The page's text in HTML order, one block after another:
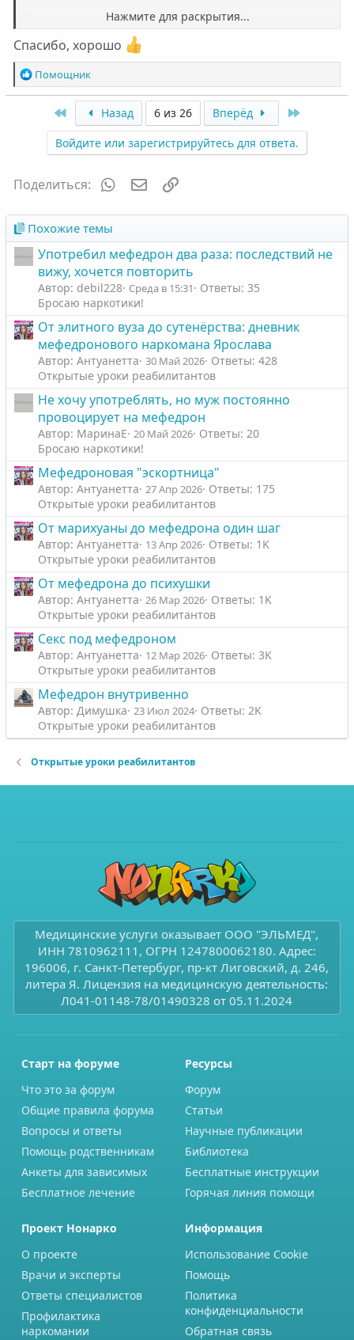
Думаю, ты понял, пункты свои. Завтра утром жду,
Нажмите для раскрытия...
Спасибо, хорошо
Р
е
Помощник
First Назад 6 из 26 Вперёд Last
Войдите или зарегистрируйтесь для ответа.
Поделиться: WhatsAppЭлектронная почта
Похожие темы
Употребил мефедрон два раза: последствий не
вижу, хочется повторить
Автор: debil228 Среда в 15:31
Ответы: 35
Бросаю наркотики!
От элитного вуза до сутенëрства: дневник
мефедронового наркомана Ярослава
Автор: Антуанетта 30 Май 2026 Ответы: 428
Открытые уроки реабилитантов
Не хочу употреблять, но муж постоянно
провоцирует на мефедрон
Автор: МаринаЕ 20 Май 2026 Ответы: 20
Бросаю наркотики!
Мефедроновая "эскортница"
Автор: Антуанетта 27 Апр 2026 Ответы: 175
Открытые уроки реабилитантов
От марихуаны до мефедрона один шаг
Автор: Антуанетта 13 Апр 2026 Ответы: 1K
Открытые уроки реабилитантов
От мефедрона до психушки
Автор: Антуанетта 26 Мар 2026 Ответы: 1K
Открытые уроки реабилитантов
Секс под мефедроном
Автор: Антуанетта 12 Мар 2026 Ответы: 3K
Открытые уроки реабилитантов
Мефедрон внутривенно
Автор: Димушка 23 Июл 2024 Ответы: 2K
Открытые уроки реабилитантов
Открытые уроки реабилитантов
Медицинские услуги оказывает ООО "ЭЛЬМЕД",
ИНН 7810962111, ОГРН 1247800062180. Адрес:
196006, г. Санкт-Петербург, пр-кт Лиговский, д. 246,
литера Я. Лицензия на медицинскую деятельность:
Л041-01148-78/01490328 от 05.11.2024
Старт на форуме
Что это за форум
Общие правила форума
Вопросы и ответы
Помощь родственникам
Анкеты для зависимых
Бесплатное лечение
Ресурсы
Форум
Статьи
Научные публикации
Библиотека
Бесплатные инструкции
Горячая линия помощи
Проект Нонарко
О проекте
Врачи и эксперты
Ответы специалистов
Профилактика
наркомании
Информация
Использование Cookie
Помощь
Политика
конфиденциальности
Обратная связь